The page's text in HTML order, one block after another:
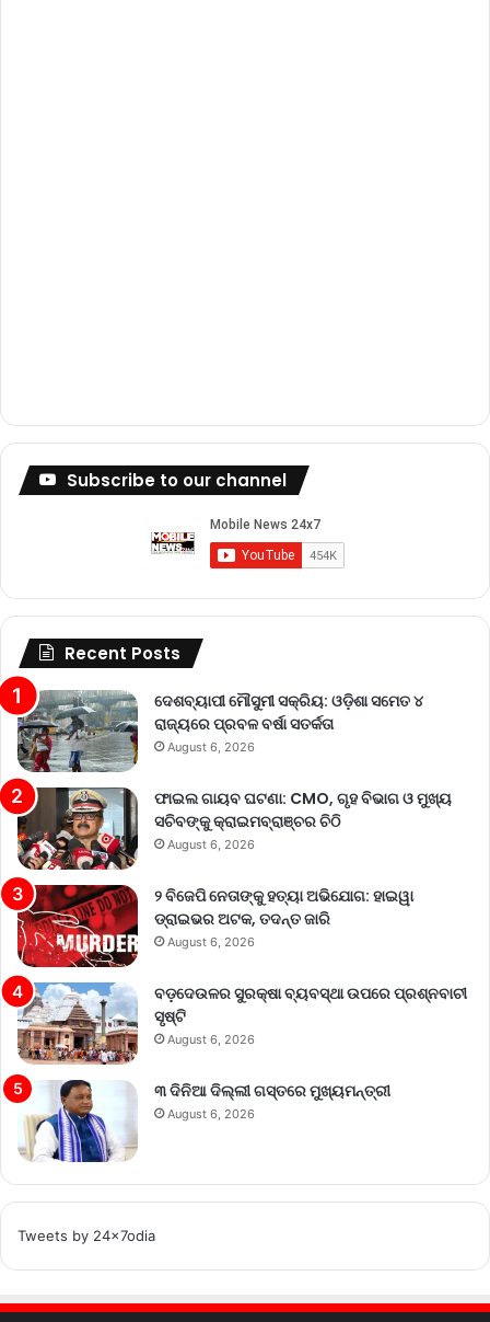
Subscribe to our channel
Recent Posts
ଦେଶବ୍ୟାପୀ ମୌସୁମୀ ସକ୍ରିୟ: ଓଡ଼ିଶା ସମେତ ୪
ରାଜ୍ୟରେ ପ୍ରବଳ ବର୍ଷା ସତର୍କତା
August 6, 2026
ଫାଇଲ ଗାୟବ ଘଟଣା: CMO, ଗୃହ ବିଭାଗ ଓ ମୁଖ୍ୟ
ସଚିବଙ୍କୁ କ୍ରାଇମବ୍ରାଞ୍ଚର ଚିଠି
August 6, 2026
୨ ବିଜେପି ନେତାଙ୍କୁ ହତ୍ୟା ଅଭିଯୋଗ: ହାଇୱା
ଡ୍ରାଇଭର ଅଟକ, ତଦନ୍ତ ଜାରି
August 6, 2026
ବଡ଼ଦେଉଳର ସୁରକ୍ଷା ବ୍ୟବସ୍ଥା ଉପରେ ପ୍ରଶ୍ନବାଚୀ
ସୃଷ୍ଟି
August 6, 2026
୩ ଦିନିଆ ଦିଲ୍ଲୀ ଗସ୍ତରେ ମୁଖ୍ୟମନ୍ତ୍ରୀ
August 6, 2026
Tweets by 24x7odia